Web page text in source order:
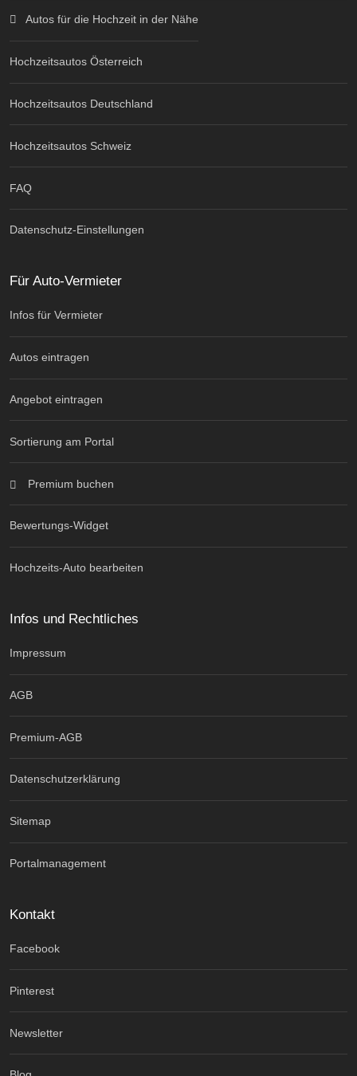
Autos für die Hochzeit in der Nähe
Hochzeitsautos Österreich
Hochzeitsautos Deutschland
Hochzeitsautos Schweiz
FAQ
Datenschutz-Einstellungen
Für Auto-Vermieter
Infos für Vermieter
Autos eintragen
Angebot eintragen
Sortierung am Portal
Premium buchen
Bewertungs-Widget
Hochzeits-Auto bearbeiten
Infos und Rechtliches
Impressum
AGB
Premium-AGB
Datenschutzerklärung
Sitemap
Portalmanagement
Kontakt
Facebook
Pinterest
Newsletter